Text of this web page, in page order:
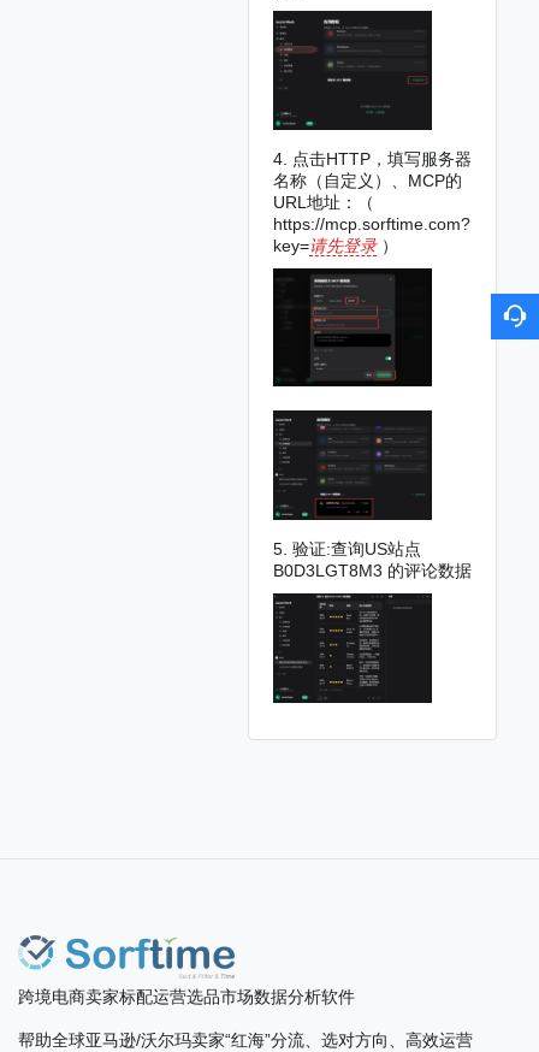
4. 点击HTTP，填写服务器
名称（自定义）、MCP的
URL地址：（
https://mcp.sorftime.com?
key=请先登录）
5. 验证:查询US站点
B0D3LGT8M3 的评论数据
跨境电商卖家标配运营选品市场数据分析软件
帮助全球亚马逊/沃尔玛卖家“红海”分流、选对方向、高效运营